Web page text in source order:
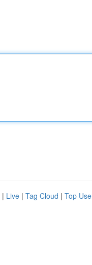
| Live | Tag Cloud | Top